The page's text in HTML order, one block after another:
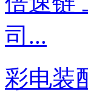
司...
彩电装